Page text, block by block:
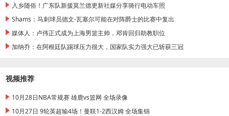
入乡随俗！广东队新援莫兰德更新社媒分享骑行电动车照
Shams：马刺球员德文-瓦塞尔可能在对阵爵士的比赛中复出
媒体人：卢伟正式成为上海男篮主帅，邓肯回归助教职位
加纳乔：在阿根廷队踢球压力很大，国家队实力强大已斩获三冠
视频推荐
10月28日NBA常规赛 雄鹿vs篮网 全场录像
10月27日 9轮英超输4场！曼联1-2西汉姆 全场集锦